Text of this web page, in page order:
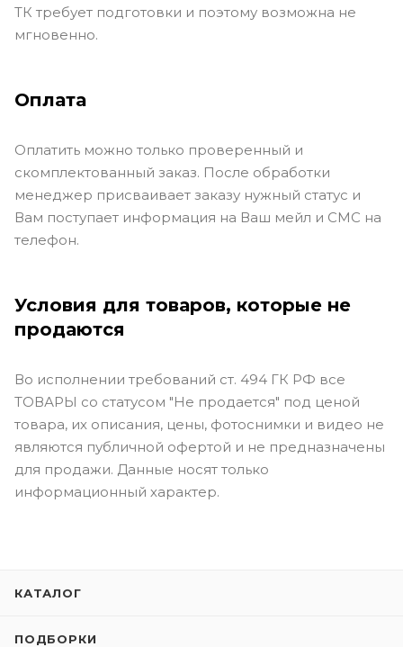
ТК требует подготовки и поэтому возможна не
мгновенно.
Оплата
Оплатить можно только проверенный и
скомплектованный заказ. После обработки
менеджер присваивает заказу нужный статус и
Вам поступает информация на Ваш мейл и СМС на
телефон.
Условия для товаров, которые не
продаются
Во исполнении требований ст. 494 ГК РФ все
ТОВАРЫ со статусом "Не продается" под ценой
товара, их описания, цены, фотоснимки и видео не
являются публичной офертой и не предназначены
для продажи. Данные носят только
информационный характер.
КАТАЛОГ
ПОДБОРКИ